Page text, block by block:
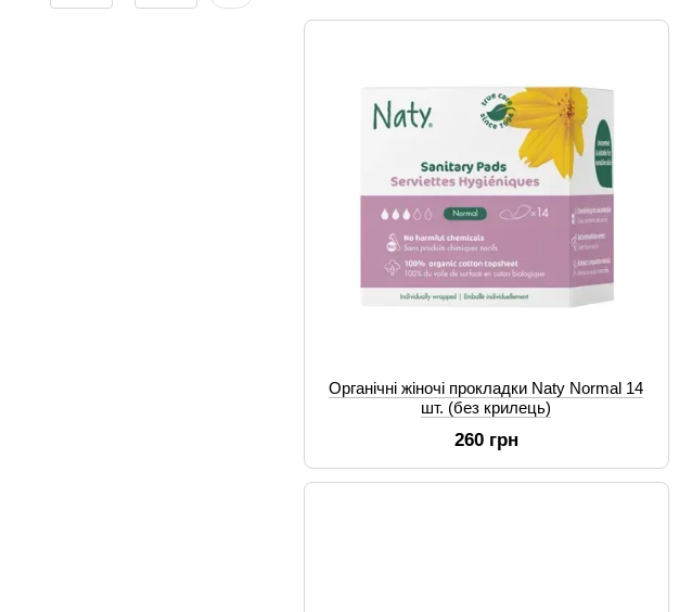
Органічні жіночі прокладки Naty Normal 14
шт. (без крилець)
260 грн